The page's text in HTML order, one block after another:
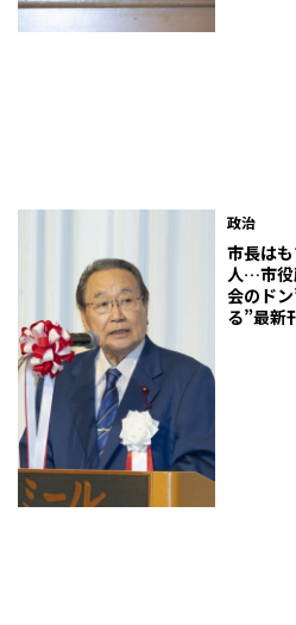
政治
市長は
人…市役
会のド
る”最新